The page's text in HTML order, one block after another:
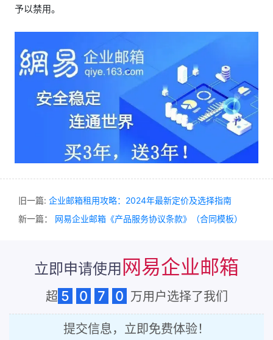
予以禁用。
旧一篇: 企业邮箱租用攻略：2024年最新定价及选择指南
新一篇： 网易企业邮箱《产品服务协议条款》（合同模板）
立即申请使用网易企业邮箱
超 5 0 7 0 万用户选择了我们
提交信息，立即免费体验！